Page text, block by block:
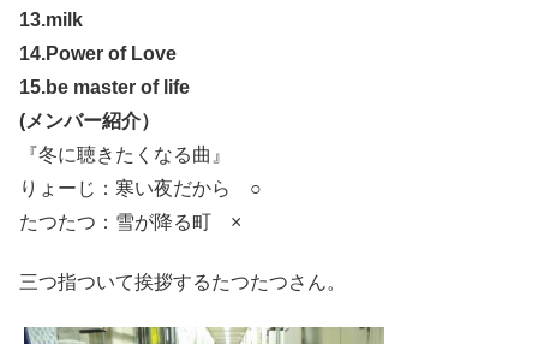
13.milk
14.Power of Love
15.be master of life
(メンバー紹介）
『冬に聴きたくなる曲』
りょーじ：寒い夜だから ○
たつたつ：雪が降る町 ×
三つ指ついて挨拶するたつたつさん。